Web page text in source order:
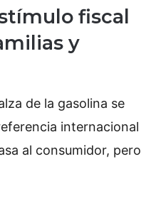
fiscal
y
de la gasolina se
internacional
al consumidor, pero